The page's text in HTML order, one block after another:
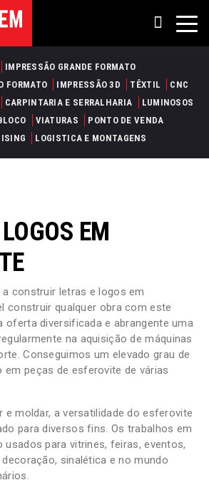
IMPRESSÃO GRANDE FORMATO
FORMATO
IMPRESSÃO 3D TÊXTIL
CNC
CARPINTARIA E SERRALHARIA
LUMINOSOS
VIATURAS
PONTO DE VENDA
LOGISTICA E MONTAGENS
EM
construir letras e logos em
construir qualquer obra com este
oferta diversificada e abrangente uma
na aquisição de máquinas
Conseguimos um elevado grau de
em peças de esferovite de várias
e moldar, a versatilidade do esferovite
para diversos fins. Os trabalhos em
para vitrines, feiras, eventos,
sinalética e no mundo